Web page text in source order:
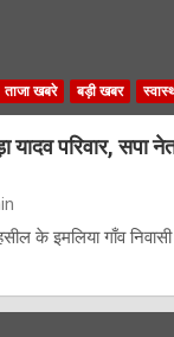
ताजा खबरे बड़ी खबर
यादव परिवार, सपा
के इमलिया गाँव